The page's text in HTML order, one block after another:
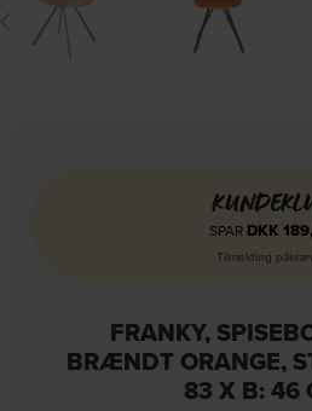
SPAR DKK
Tilmelding
FRANKY,
BRÆNDT ORANGE,
83 X B: 46